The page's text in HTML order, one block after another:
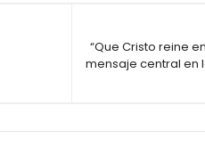
“Que Cristo reine
mensaje central en